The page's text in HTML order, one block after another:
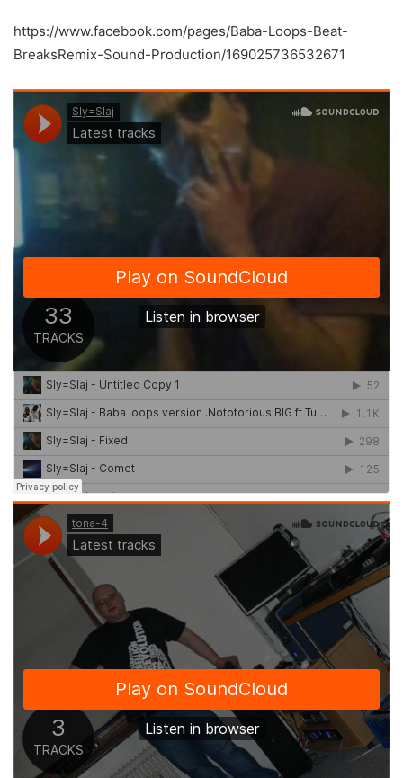
https://www.facebook.com/pages/Baba-Loops-Beat-
BreaksRemix-Sound-Production/169025736532671